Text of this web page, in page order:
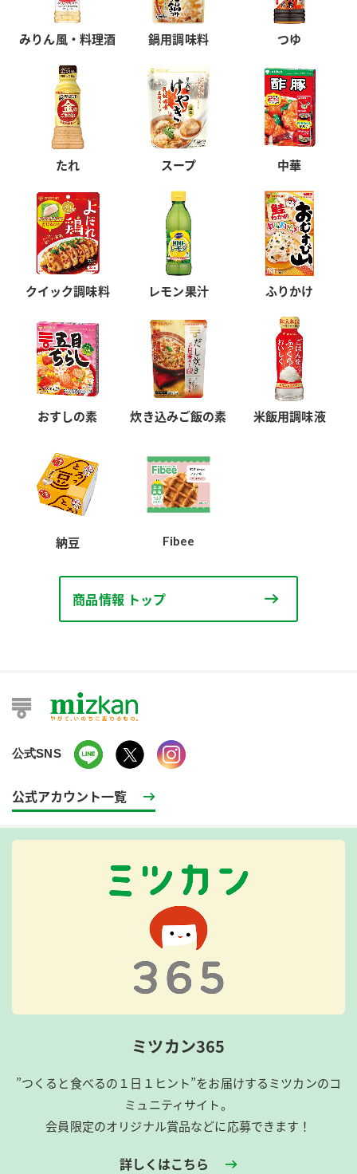
みりん風・料理酒 鍋用調味料 つゆ
たれ スープ 中華
クイック調味料 レモン果汁 ふりかけ
おすしの素 炊き込みご飯の素 米飯用調味液
納豆 Fibee
商品情報 トップ
公式SNS
公式アカウント一覧
ミツカン365
”つくると食べるの１日１ヒント”をお届けするミツカンのコ
ミュニティサイト。
会員限定のオリジナル賞品などに応募できます！
詳しくはこちら